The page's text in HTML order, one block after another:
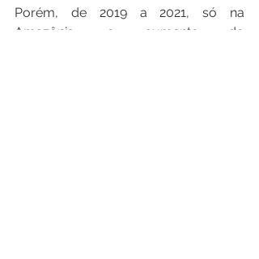
Porém, de 2019 a 2021, só na
Amazônia, o aumento do